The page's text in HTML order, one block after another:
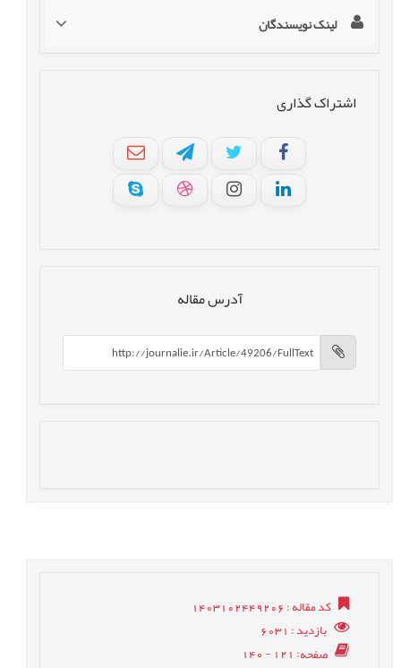
لینک نویسندگان
اشتراک گذاری
آدرس مقاله
کد مقاله: 1403102449206
بازدید: 6031
صفحه: 121 - 140